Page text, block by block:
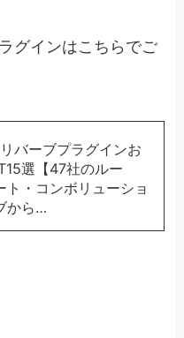
グインはこちらでご
バーブプラグインお
選【47社のルー
ト・コンボリューショ
から…